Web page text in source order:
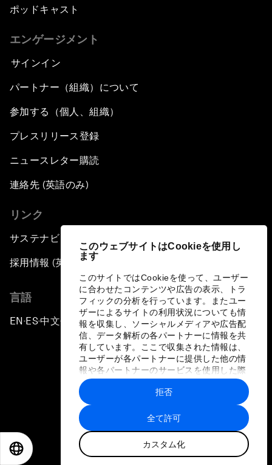
このウェブサイトはCookieを使用し
ます
このサイトではCookieを使って、ユーザー
に合わせたコンテンツや広告の表示、トラ
フィックの分析を行っています。またユー
ザーによるサイトの利用状況についても情
報を収集し、ソーシャルメディアや広告配
信、データ解析の各パートナーに情報を共
有しています。ここで収集された情報は、
ユーザーが各パートナーに提供した他の情
報や各パートナーのサービスを使用した際
に収集された情報と組み合わされ、各パー
トナーによって使用されることがありま
す。
全て許可
カスタム化
拒否
ポッドキャスト
エンゲージメント
サインイン
パートナー（組織）について
参加する（個人、組織）
プレスリリース登録
ニュースレター購読
連絡先 (英語のみ)
リンク
サステナビリティへの取り組み
採用情報 (英語のみ)
言語
EN ▪ES▪中文▪ 日本語
プライバシーポリシーと利用規約
サイトマップ
©
世界経済フォーラム